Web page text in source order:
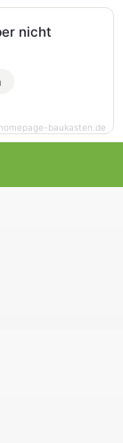
nicht
baukasten.de